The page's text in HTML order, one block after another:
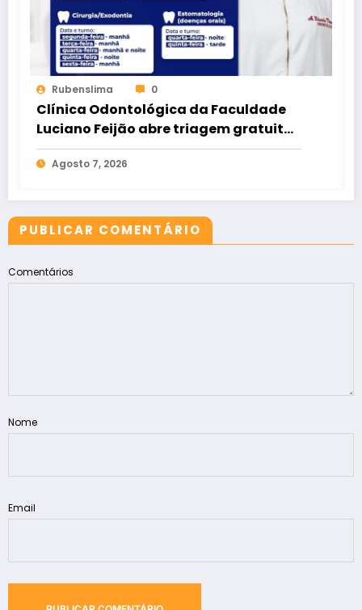
Rubenslima 0
Clínica Odontológica da Faculdade
Luciano Feijão abre triagem gratuita
para crianças e adultos
Agosto 7, 2026
PUBLICAR COMENTÁRIO
Comentários
Nome
Email